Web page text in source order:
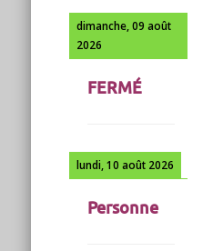
dimanche, 09 août
2026
FERMÉ
lundi, 10 août 2026
Personne